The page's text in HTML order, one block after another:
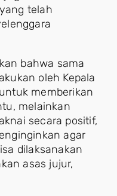
telah
bahwa sama
oleh Kepala
memberikan
melainkan
secara positif,
agar
dilaksanakan
asas jujur,